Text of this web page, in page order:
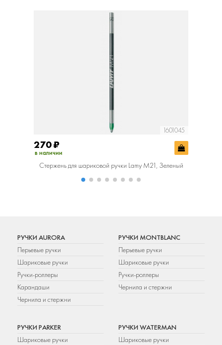
1601045
270₽
в наличии
Стержень для шариковой ручки Lamy M21, Зеленый
РУЧКИ AURORA
Перьевые ручки
Шариковые ручки
Ручки-роллеры
Карандаши
Чернила и стержни
РУЧКИ MONTBLANC
Перьевые ручки
Шариковые ручки
Ручки-роллеры
Чернила и стержни
РУЧКИ PARKER
Шариковые ручки
РУЧКИ WATERMAN
Шариковые ручки